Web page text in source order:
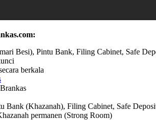
Besi), Pintu Bank, Filing Cabinet, Safe
berkala
Bank (Khazanah), Filing Cabinet, Safe
permanen (Strong Room)